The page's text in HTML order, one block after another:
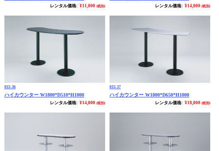
レンタル価格:¥11,000 (税別) レンタル価格:¥14,000 (税別)
033-36
ハイカウンター W1800*D510*H1000
レンタル価格:¥14,000 (税別)
033-37
ハイカウンター W1800*D650*H1000
レンタル価格:¥18,000 (税別)